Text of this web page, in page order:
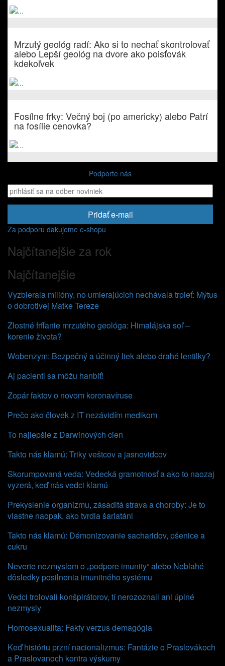
Mrzutý geológ radí: Ako si to nechať skontrolovať
alebo Lepší geológ na dvore ako poisťovák
kdekoľvek
Fosílne frky: Večný boj (po americky) alebo Patrí
na fosílie cenovka?
Podporte nás
Pridať e-mail
Za podporu ďakujeme e-shopu
Najčítanejšie za rok
Najčítanejšie
Vyzbierala milióny, no umierajúcich nechávala trpieť: Mýtus
o dobrotivej Matke Tereze
Zlostné frfľanie mrzutého geológa: Himalájska soľ –
korenie života?
Wobenzym: Bezpečný a účinný liek alebo drahé lentilky?
Aj pacienti sa môžu hanbiť!
Zopár faktov o novom koronavíruse
Prečo ako človek z IT nezávidím medikom
To najlepšie z Darwinových cien
Takto nás klamú: Triky veštcov a jasnovidcov
Skorumpovaná veda: Vedecká gramotnosť a ako to naozaj
vyzerá, keď nás vedci klamú
Prekyslenie organizmu, zásaditá strava a choroby: Je to
vlastne naopak, ako tvrdia šarlatáni
Takto nás klamú: Démonizovanie sacharidov, pšenice a
cukru
Neverte nezmyslom o „podpore imunity“ alebo Neblahé
dôsledky posilnenia imunitného systému
Vedci trolovali konšpirátorov, tí nerozoznali ani úplné
nezmysly
Homosexualita: Fakty verzus demagógia
Keď históriu przní nacionalizmus: Fantázie o Praslovákoch
a Praslovanoch kontra výskumy